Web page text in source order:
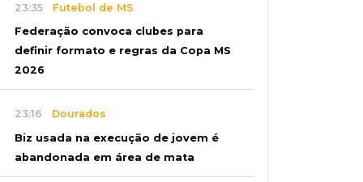
23:35 Futebol de MS
Federação convoca clubes para
definir formato e regras da Copa MS
2026
23:16 Dourados
Biz usada na execução de jovem é
abandonada em área de mata